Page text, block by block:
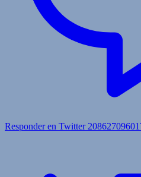
Responder en Twitter